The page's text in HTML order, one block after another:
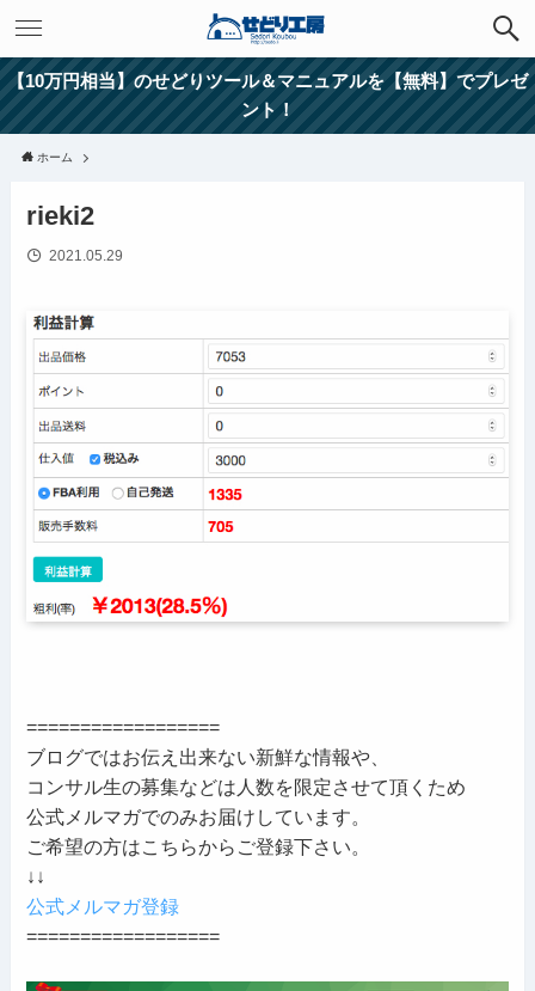
【10万円相当】のせどりツール＆マニュアルを【無料】でプレゼ
ント！
ホーム
rieki2
2021.05.29
==================
ブログではお伝え出来ない新鮮な情報や、
コンサル生の募集などは人数を限定させて頂くため
公式メルマガでのみお届けしています。
ご希望の方はこちらからご登録下さい。
↓↓
公式メルマガ登録
==================